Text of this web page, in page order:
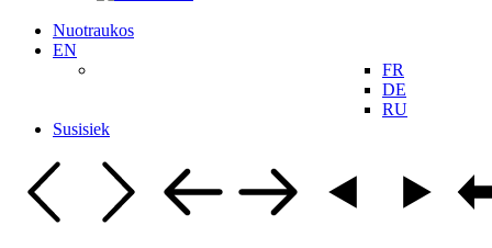
Nuotraukos
EN
FR
DE
RU
Susisiek